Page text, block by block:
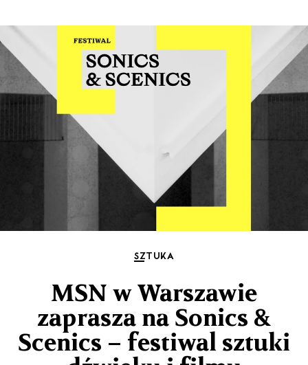
SZTUKA
MSN w Warszawie
zaprasza na Sonics &
Scenics – festiwal sztuki